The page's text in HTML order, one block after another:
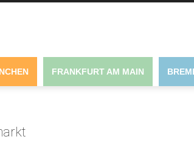
FRANKFURT AM MAIN